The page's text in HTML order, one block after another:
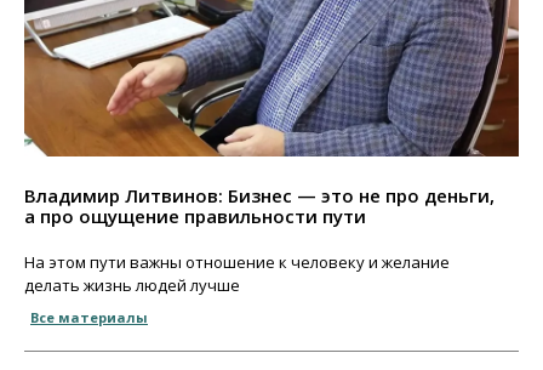
Владимир Литвинов: Бизнес — это не про деньги,
а про ощущение правильности пути
На этом пути важны отношение к человеку и желание
делать жизнь людей лучше
Все материалы